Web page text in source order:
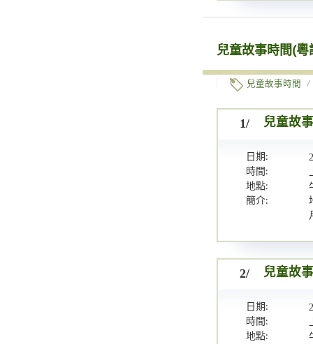
兒童故事時間(粵
兒童故事時間 /
1/ 兒童故
日期:
時間:
地點:
簡介:
2/ 兒童故
日期:
時間:
地點: